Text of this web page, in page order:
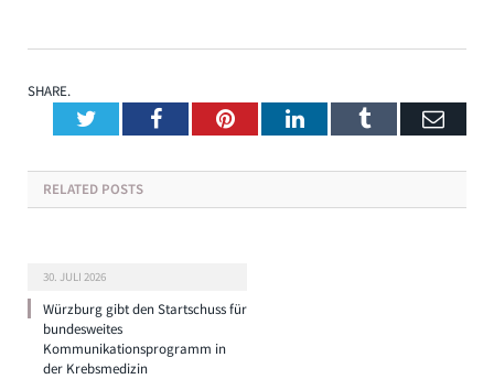
SHARE.
TwitterFacebookPinterestLinkedInTumblr
RELATED POSTS
30. JULI 2026
Würzburg gibt den Startschuss für
bundesweites
Kommunikationsprogramm in
der Krebsmedizin